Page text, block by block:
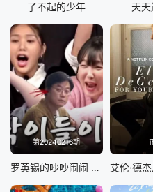
了不起的少年 天天
第20240216期
罗英锡的吵吵闹闹 蹦蹦地球游戏厅篇